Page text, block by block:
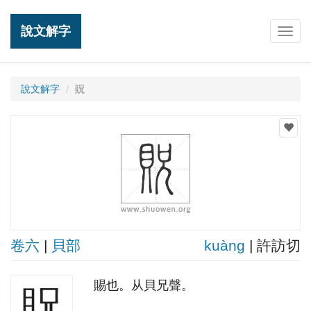
說文解字
說文解字 貺
卷六 | 貝部 kuànɡ | 許訪切
賜也。从貝兄聲。